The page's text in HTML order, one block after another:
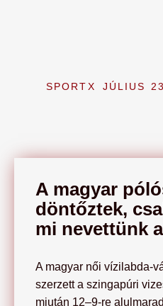
SPORTX JÚLIUS
A magyar
döntőztek,
mi nevettünk
A magyar női vízilabda-
szerzett a szingapúri
miután 12–9-re